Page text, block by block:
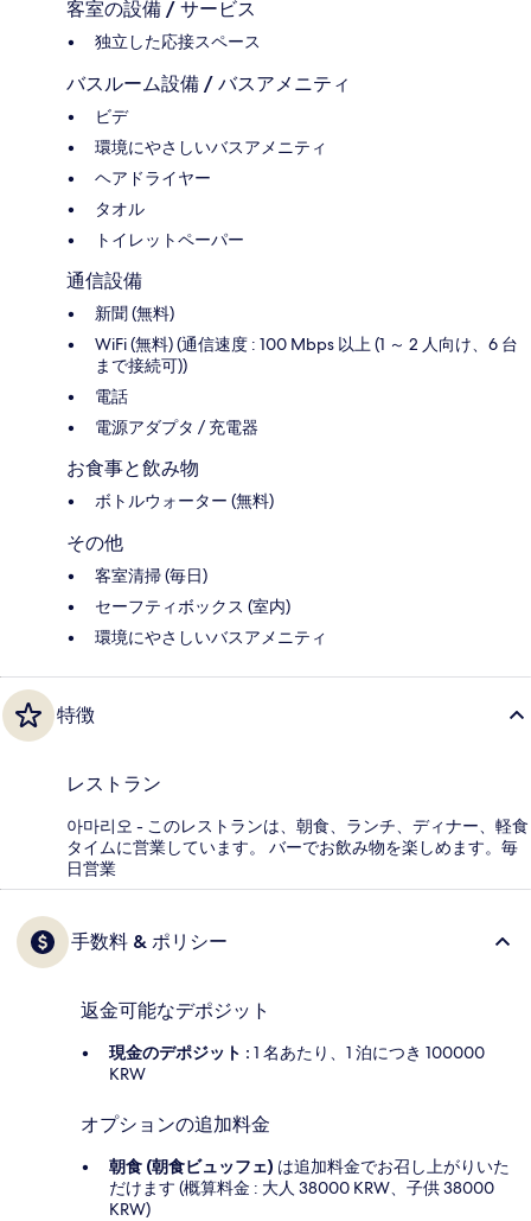
客室の設備 / サービス
独立した応接スペース
バスルーム設備 / バスアメニティ
ビデ
環境にやさしいバスアメニティ
ヘアドライヤー
タオル
トイレットペーパー
通信設備
新聞 (無料)
WiFi (無料) (通信速度 : 100 Mbps 以上 (1 ～ 2 人向け、6 台
まで接続可))
電話
電源アダプタ / 充電器
お食事と飲み物
ボトルウォーター (無料)
その他
客室清掃 (毎日)
セーフティボックス (室内)
環境にやさしいバスアメニティ
特徴
レストラン
아마리오 - このレストランは、朝食、ランチ、ディナー、軽食
タイムに営業しています。 バーでお飲み物を楽しめます。毎
日営業
手数料 & ポリシー
返金可能なデポジット
現金のデポジット : 1 名あたり、1 泊につき 100000
KRW
オプションの追加料金
朝食 (朝食ビュッフェ) は追加料金でお召し上がりいた
だけます (概算料金 : 大人 38000 KRW、子供 38000
KRW)